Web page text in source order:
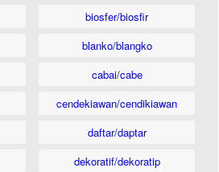
biosfer/biosfir
blanko/blangko
cabai/cabe
cendekiawan/cendikiawan
daftar/daptar
dekoratif/dekoratip